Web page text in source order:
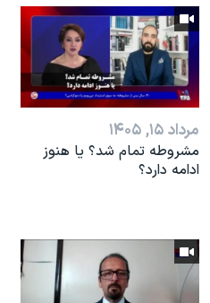
مرداد ۱۵, ۱۴۰۵
مشروطه تمام شد؟ يا هنوز
ادامه دارد؟